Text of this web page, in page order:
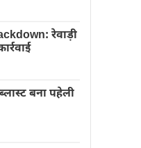
रेवाड़ी
बना पहेली